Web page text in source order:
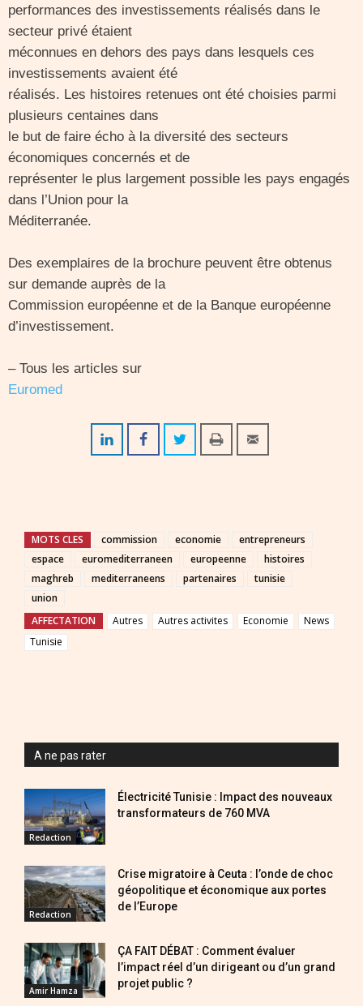
performances des investissements réalisés dans le
secteur privé étaient
méconnues en dehors des pays dans lesquels ces
investissements avaient été
réalisés. Les histoires retenues ont été choisies parmi
plusieurs centaines dans
le but de faire écho à la diversité des secteurs
économiques concernés et de
représenter le plus largement possible les pays engagés
dans l’Union pour la
Méditerranée.
Des exemplaires de la brochure peuvent être obtenus
sur demande auprès de la
Commission européenne et de la Banque européenne
d’investissement.
– Tous les articles sur
Euromed
MOTS CLES commission economie
entrepreneurs
espace
euromediterraneen europeenne
histoires
maghreb
mediterraneens partenaires
tunisie
union
AFFECTATION
Autres Autres activites Economie
News
Tunisie
A ne pas rater
Redaction
Électricité Tunisie : Impact des nouveaux
transformateurs de 760 MVA
Redaction
Crise migratoire à Ceuta : l’onde de choc
géopolitique et économique aux portes
de l’Europe
Amir Hamza
ÇA FAIT DÉBAT : Comment évaluer
l’impact réel d’un dirigeant ou d’un grand
projet public ?